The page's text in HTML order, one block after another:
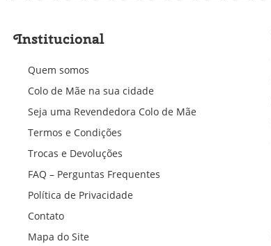
Institucional
Quem somos
Colo de Mãe na sua cidade
Seja uma Revendedora Colo de Mãe
Termos e Condições
Trocas e Devoluções
FAQ – Perguntas Frequentes
Política de Privacidade
Contato
Mapa do Site